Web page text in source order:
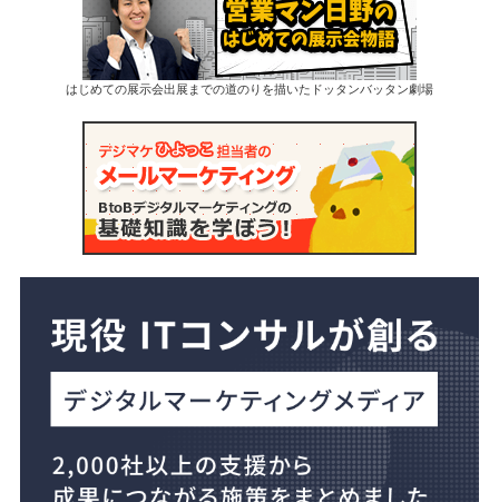
はじめての展示会出展までの道のりを描いたドッタンバッタン劇場